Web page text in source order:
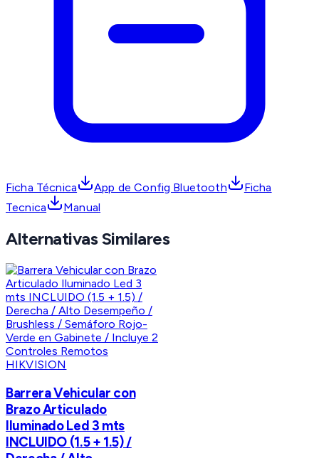
Ficha Técnica App de Config Bluetooth
Ficha
Tecnica
Manual
Alternativas Similares
HIKVISION
Barrera Vehicular con
Brazo Articulado
Iluminado Led 3 mts
INCLUIDO (1.5 + 1.5) /